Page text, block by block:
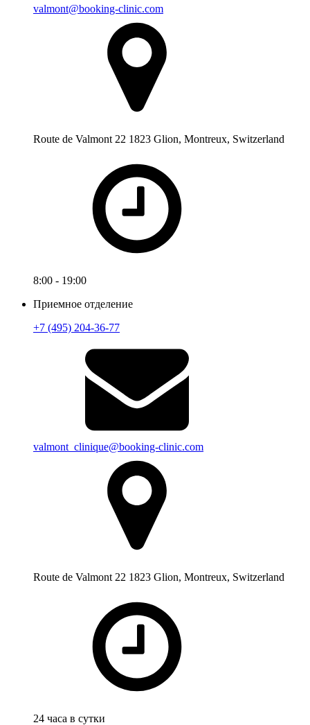
valmont@booking-clinic.com
Route de Valmont 22 1823 Glion, Montreux, Switzerland
8:00 - 19:00
Приемное отделение
+7 (495) 204-36-77
valmont_clinique@booking-clinic.com
Route de Valmont 22 1823 Glion, Montreux, Switzerland
24 часа в сутки